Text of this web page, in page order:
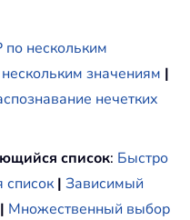
по нескольким
значениям |
нечетких
список: Быстро
список | Зависимый
| Множественный выбор